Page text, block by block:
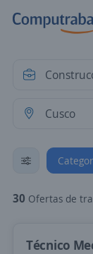
30 Ofertas de trabajo de
Técnico